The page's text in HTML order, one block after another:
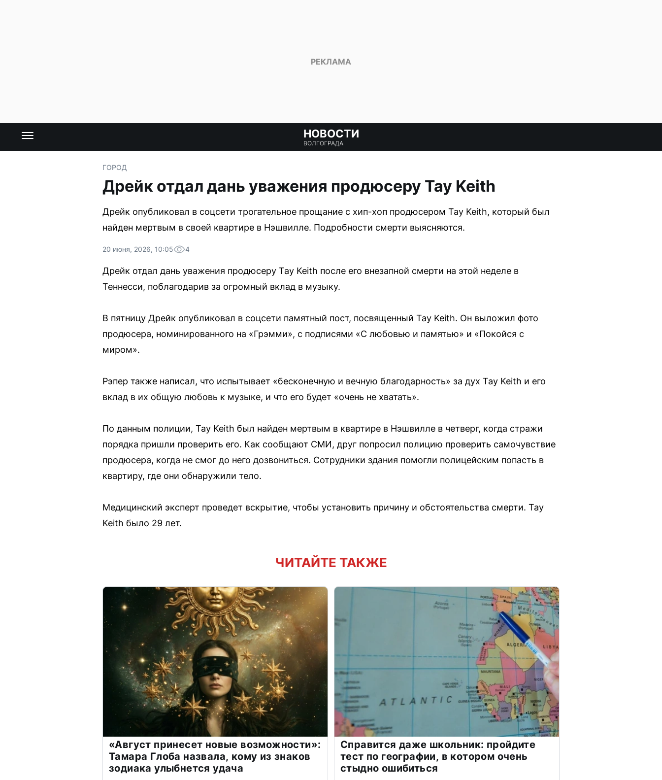
НОВОСТИ
ВОЛГОГРАДА
ГОРОД
Дрейк отдал дань уважения продюсеру Tay Keith
Дрейк опубликовал в соцсети трогательное прощание с хип-хоп продюсером Tay Keith, который был
найден мертвым в своей квартире в Нэшвилле. Подробности смерти выясняются.
20 июня, 2026, 10:05 4
Дрейк отдал дань уважения продюсеру Tay Keith после его внезапной смерти на этой неделе в
Теннесси, поблагодарив за огромный вклад в музыку.
В пятницу Дрейк опубликовал в соцсети памятный пост, посвященный Tay Keith. Он выложил фото
продюсера, номинированного на «Грэмми», с подписями «С любовью и памятью» и «Покойся с
миром».
Рэпер также написал, что испытывает «бесконечную и вечную благодарность» за дух Tay Keith и его
вклад в их общую любовь к музыке, и что его будет «очень не хватать».
По данным полиции, Tay Keith был найден мертвым в квартире в Нэшвилле в четверг, когда стражи
порядка пришли проверить его. Как сообщают СМИ, друг попросил полицию проверить самочувствие
продюсера, когда не смог до него дозвониться. Сотрудники здания помогли полицейским попасть в
квартиру, где они обнаружили тело.
Медицинский эксперт проведет вскрытие, чтобы установить причину и обстоятельства смерти. Tay
Keith было 29 лет.
ЧИТАЙТЕ ТАКЖЕ
«Август принесет новые возможности»:
Тамара Глоба назвала, кому из знаков
зодиака улыбнется удача
Справится даже школьник: пройдите
тест по географии, в котором очень
стыдно ошибиться